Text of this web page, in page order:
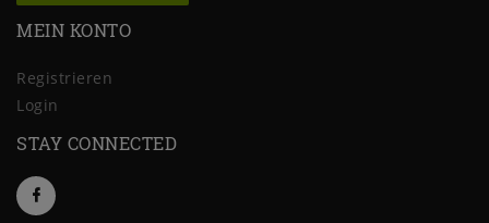
MEIN KONTO
Registrieren
Login
STAY CONNECTED